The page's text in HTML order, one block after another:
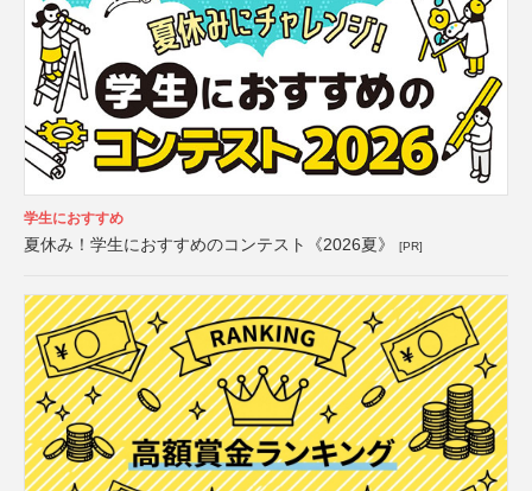
学生におすすめ
夏休み！学生におすすめのコンテスト《2026夏》 [PR]